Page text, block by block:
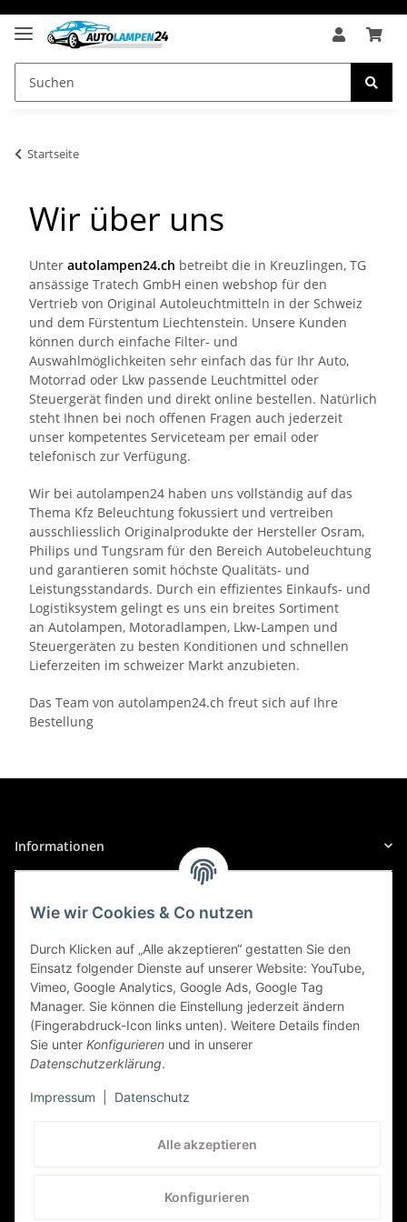
Startseite
Wir über uns
Unter autolampen24.ch betreibt die in Kreuzlingen, TG
ansässige Tratech GmbH einen webshop für den
Vertrieb von Original Autoleuchtmitteln in der Schweiz
und dem Fürstentum Liechtenstein. Unsere Kunden
können durch einfache Filter- und
Auswahlmöglichkeiten sehr einfach das für Ihr Auto,
Motorrad oder Lkw passende Leuchtmittel oder
Steuergerät finden und direkt online bestellen. Natürlich
steht Ihnen bei noch offenen Fragen auch jederzeit
unser kompetentes Serviceteam per email oder
telefonisch zur Verfügung.
Wir bei autolampen24 haben uns vollständig auf das
Thema Kfz Beleuchtung fokussiert und vertreiben
ausschliesslich Originalprodukte der Hersteller Osram,
Philips und Tungsram für den Bereich Autobeleuchtung
und garantieren somit höchste Qualitäts- und
Leistungsstandards. Durch ein effizientes Einkaufs- und
Logistiksystem gelingt es uns ein breites Sortiment
an Autolampen, Motoradlampen, Lkw-Lampen und
Steuergeräten zu besten Konditionen und schnellen
Lieferzeiten im schweizer Markt anzubieten.
Das Team von autolampen24.ch freut sich auf Ihre
Bestellung
Informationen
Sicher Einkaufen
Wie wir Cookies & Co nutzen
Durch Klicken auf „Alle akzeptieren“ gestatten Sie den
Einsatz folgender Dienste auf unserer Website: YouTube,
Vimeo, Google Analytics, Google Ads, Google Tag
Manager. Sie können die Einstellung jederzeit ändern
(Fingerabdruck-Icon links unten). Weitere Details finden
Sie unter Konfigurieren und in unserer
Datenschutzerklärung.
Impressum Datenschutz
Alle akzeptieren
Konfigurieren